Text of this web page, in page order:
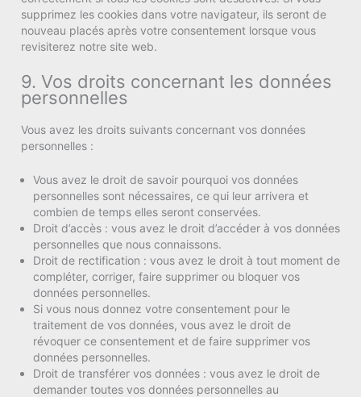
supprimez les cookies dans votre navigateur, ils seront de
nouveau placés après votre consentement lorsque vous
revisiterez notre site web.
9. Vos droits concernant les données
personnelles
Vous avez les droits suivants concernant vos données
personnelles :
Vous avez le droit de savoir pourquoi vos données
personnelles sont nécessaires, ce qui leur arrivera et
combien de temps elles seront conservées.
Droit d’accès : vous avez le droit d’accéder à vos données
personnelles que nous connaissons.
Droit de rectification : vous avez le droit à tout moment de
compléter, corriger, faire supprimer ou bloquer vos
données personnelles.
Si vous nous donnez votre consentement pour le
traitement de vos données, vous avez le droit de
révoquer ce consentement et de faire supprimer vos
données personnelles.
Droit de transférer vos données : vous avez le droit de
demander toutes vos données personnelles au